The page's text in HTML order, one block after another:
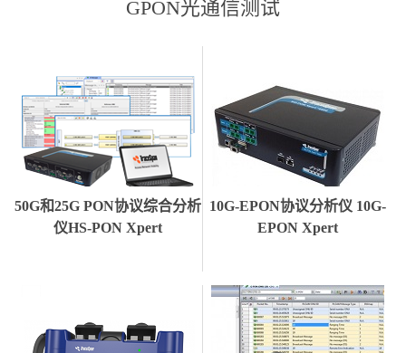
GPON光通信测试
50G和25G PON协议综合分析
仪HS-PON Xpert
10G-EPON协议分析仪 10G-
EPON Xpert